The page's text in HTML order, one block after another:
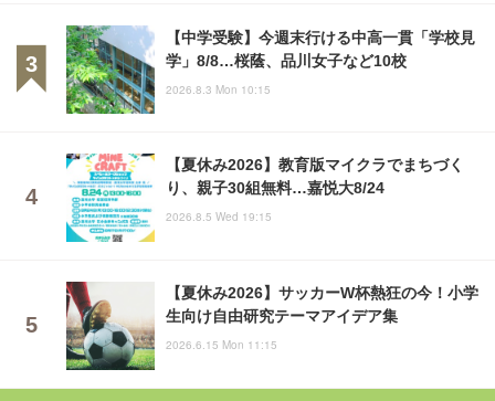
【中学受験】今週末行ける中高一貫「学校見
学」8/8…桜蔭、品川女子など10校
2026.8.3 Mon 10:15
【夏休み2026】教育版マイクラでまちづく
り、親子30組無料…嘉悦大8/24
2026.8.5 Wed 19:15
【夏休み2026】サッカーW杯熱狂の今！小学
生向け自由研究テーマアイデア集
2026.6.15 Mon 11:15